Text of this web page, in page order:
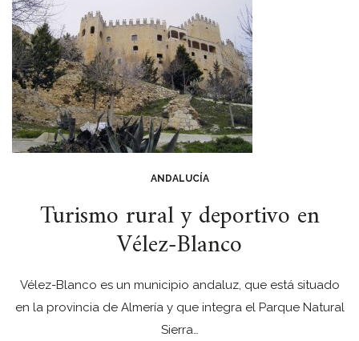
ANDALUCÍA
Turismo rural y deportivo en
Vélez-Blanco
Vélez-Blanco es un municipio andaluz, que está situado
en la provincia de Almería y que integra el Parque Natural
Sierra…